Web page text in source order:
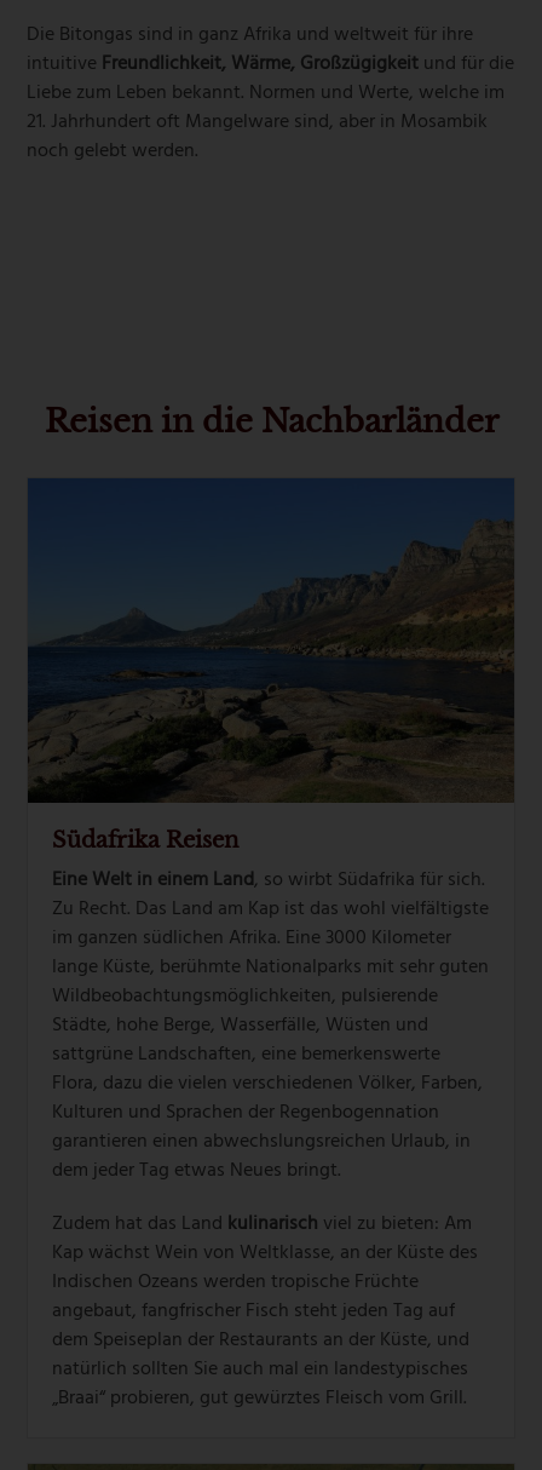
Die Bitongas sind in ganz Afrika und weltweit für ihre
intuitive Freundlichkeit, Wärme, Großzügigkeitund für die
Liebe zum Leben bekannt. Normen und Werte, welche im
21. Jahrhundert oft Mangelware sind, aber in Mosambik
noch gelebt werden.
Reisen in die Nachbarländer
Südafrika Reisen
Eine Welt in einem Land, so wirbt Südafrika für sich.
Zu Recht. Das Land am Kap ist das wohl vielfältigste
im ganzen südlichen Afrika. Eine 3000 Kilometer
lange Küste, berühmte Nationalparks mit sehr guten
Wildbeobachtungsmöglichkeiten, pulsierende
Städte, hohe Berge, Wasserfälle, Wüsten und
sattgrüne Landschaften, eine bemerkenswerte
Flora, dazu die vielen verschiedenen Völker, Farben,
Kulturen und Sprachen der Regenbogennation
garantieren einen abwechslungsreichen Urlaub, in
dem jeder Tag etwas Neues bringt.
Zudem hat das Land kulinarisch viel zu bieten: Am
Kap wächst Wein von Weltklasse, an der Küste des
Indischen Ozeans werden tropische Früchte
angebaut, fangfrischer Fisch steht jeden Tag auf
dem Speiseplan der Restaurants an der Küste, und
natürlich sollten Sie auch mal ein landestypisches
„Braai“ probieren, gut gewürztes Fleisch vom Grill.